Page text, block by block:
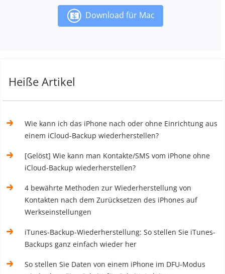
Download für Mac
Heiße Artikel
Wie kann ich das iPhone nach oder ohne Einrichtung aus
einem iCloud-Backup wiederherstellen?
[Gelöst] Wie kann man Kontakte/SMS vom iPhone ohne
iCloud-Backup wiederherstellen?
4 bewährte Methoden zur Wiederherstellung von
Kontakten nach dem Zurücksetzen des iPhones auf
Werkseinstellungen
iTunes-Backup-Wiederherstellung: So stellen Sie iTunes-
Backups ganz einfach wieder her
So stellen Sie Daten von einem iPhone im DFU-Modus